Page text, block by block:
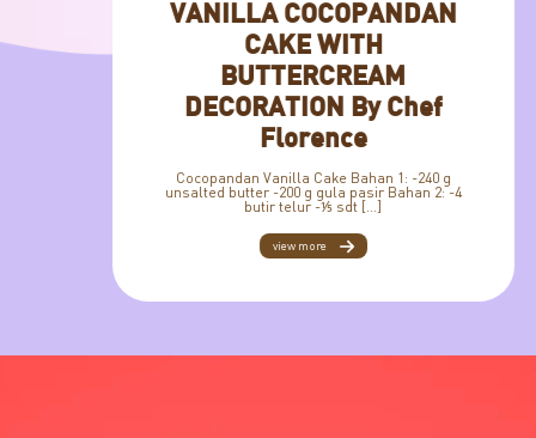
VANILLA COCOPANDAN
CAKE WITH
BUTTERCREAM
DECORATION By Chef
Florence
Cocopandan Vanilla Cake Bahan 1: -240 g
unsalted butter -200 g gula pasir Bahan 2: -4
butir telur -⅕ sdt […]
view more